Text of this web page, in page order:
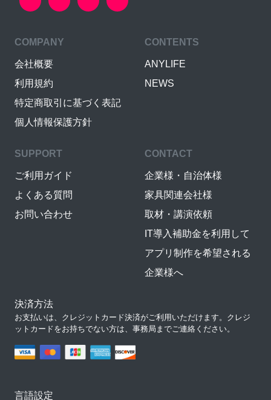
COMPANY
会社概要
利用規約
特定商取引に基づく表記
個人情報保護方針
CONTENTS
ANYLIFE
NEWS
SUPPORT
ご利用ガイド
よくある質問
お問い合わせ
CONTACT
企業様・自治体様
家具関連会社様
取材・講演依頼
IT導入補助金を利用して
アプリ制作を希望される
企業様へ
決済方法
お支払いは、クレジットカード決済がご利用いただけます。クレジ
ットカードをお持ちでない方は、事務局までご連絡ください。
言語設定